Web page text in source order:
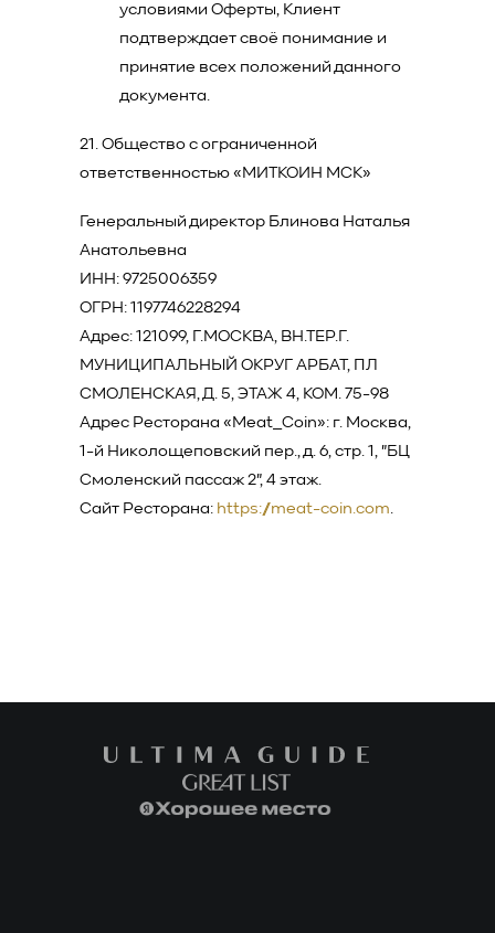
условиями Оферты, Клиент
подтверждает своё понимание и
принятие всех положений данного
документа.
21. Общество с ограниченной
ответственностью «МИТКОИН МСК»
Генеральный директор Блинова Наталья
Анатольевна
ИНН: 9725006359
ОГРН: 1197746228294
Адрес: 121099, Г.МОСКВА, ВН.ТЕР.Г.
МУНИЦИПАЛЬНЫЙ ОКРУГ АРБАТ, ПЛ
СМОЛЕНСКАЯ, Д. 5, ЭТАЖ 4, КОМ. 75-98
Адрес Ресторана «Meat_Coin»: г. Москва,
1-й Николощеповский пер., д. 6, стр. 1, "БЦ
Смоленский пассаж 2", 4 этаж.
Сайт Ресторана: https://meat-coin.com.